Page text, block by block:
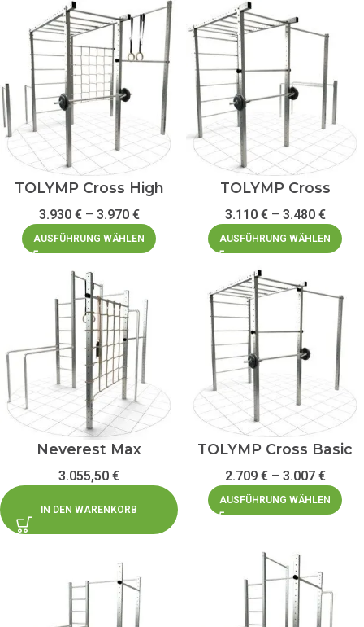
TOLYMP Cross High
3.930 €– 3.970 €
AUSFÜHRUNG WÄHLEN
TOLYMP Cross
3.110 €– 3.480 €
AUSFÜHRUNG WÄHLEN
Neverest Max
3.055,50 €
IN DEN WARENKORB
TOLYMP Cross Basic
2.709 €– 3.007 €
AUSFÜHRUNG WÄHLEN